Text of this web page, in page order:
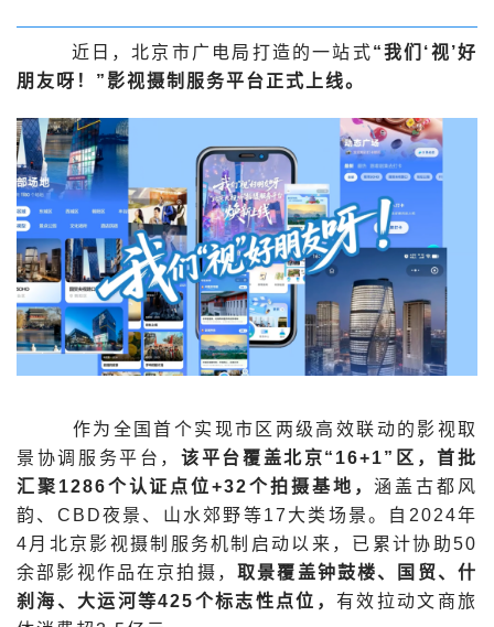
近日，北京市广电局打造的一站式“我们‘视’好
朋友呀！”影视摄制服务平台正式上线。
作为全国首个实现市区两级高效联动的影视取
景协调服务平台，该平台覆盖北京“16+1”区，首批
汇聚1286个认证点位+32个拍摄基地，涵盖古都风
韵、CBD夜景、山水郊野等17大类场景。自2024年
4月北京影视摄制服务机制启动以来，已累计协助50
余部影视作品在京拍摄， 取景覆盖钟鼓楼、国贸、什
刹海、大运河等425个标志性点位， 有效拉动文商旅